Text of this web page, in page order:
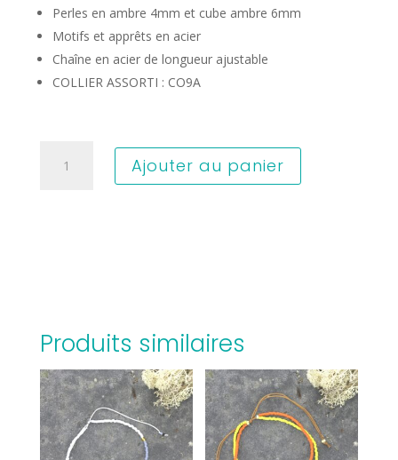
Perles en ambre 4mm et cube ambre 6mm
Motifs et apprêts en acier
Chaîne en acier de longueur ajustable
COLLIER ASSORTI : CO9A
Ajouter au panier
Produits similaires